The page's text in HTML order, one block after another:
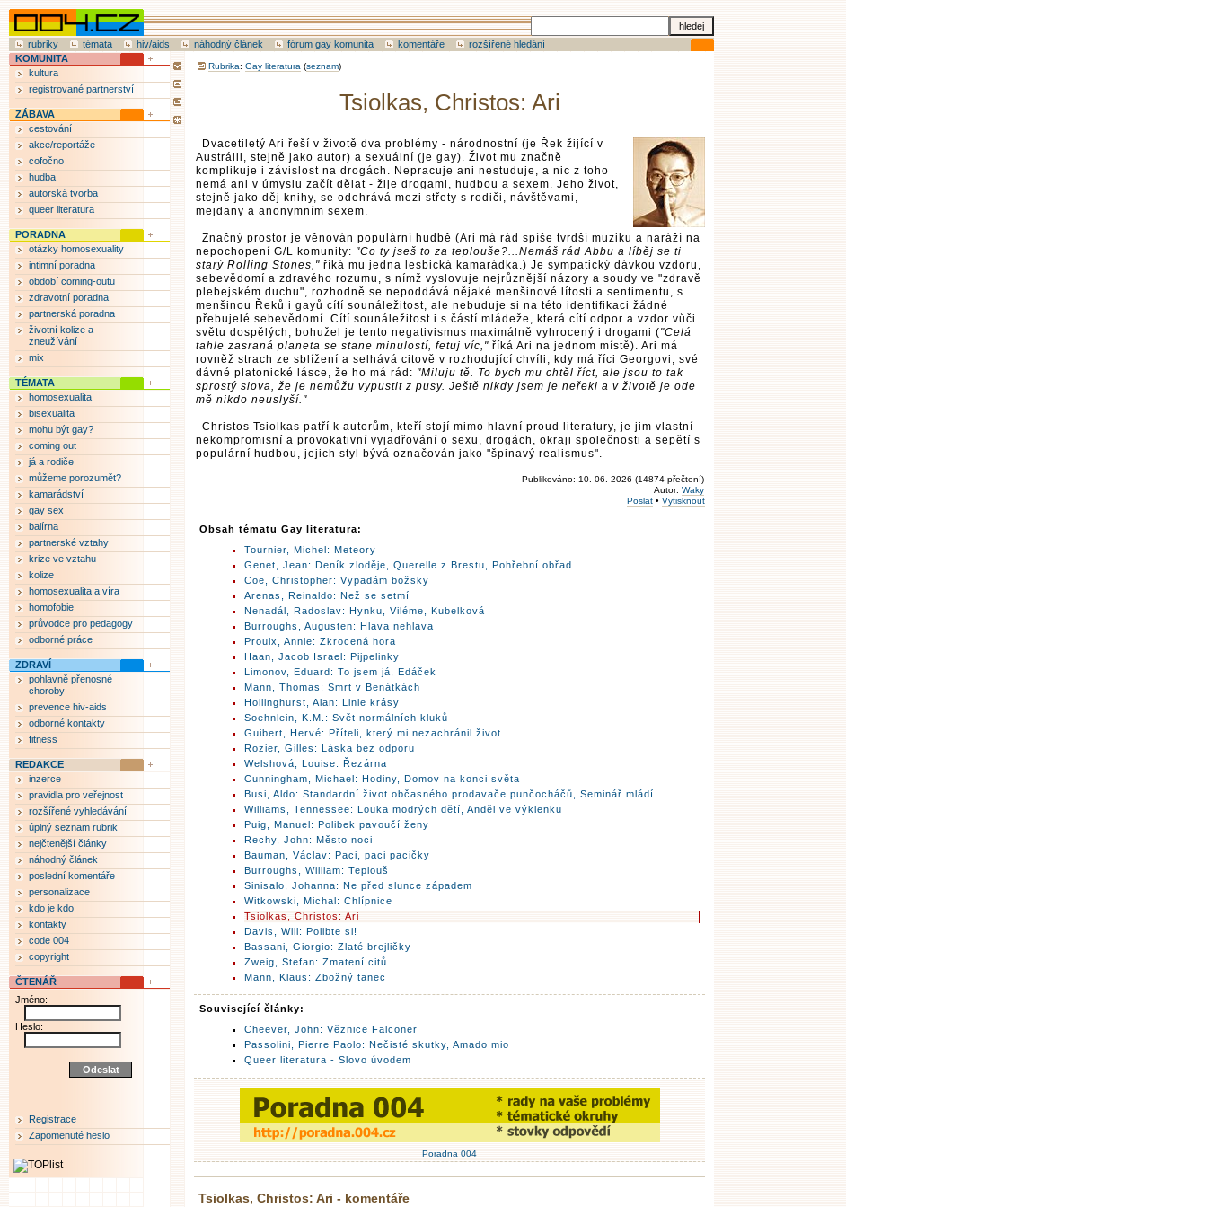
rubriky témata hiv/aids náhodný článek fórum gay komunita komentáře rozšířené hledání
Rubrika: Gay literatura (seznam)
Tsiolkas, Christos: Ari
Dvacetiletý Ari řeší v životě dva problémy - národnostní (je Řek žijící v
Austrálii, stejně jako autor) a sexuální (je gay). Život mu značně
komplikuje i závislost na drogách. Nepracuje ani nestuduje, a nic z toho
nemá ani v úmyslu začít dělat - žije drogami, hudbou a sexem. Jeho život,
stejně jako děj knihy, se odehrává mezi střety s rodiči, návštěvami,
mejdany a anonymním sexem.
Značný prostor je věnován populární hudbě (Ari má rád spíše tvrdší muziku a naráží na
nepochopení G/L komunity: "Co ty jseš to za teplouše?...Nemáš rád Abbu a líběj se ti
starý Rolling Stones," říká mu jedna lesbická kamarádka.) Je sympatický dávkou vzdoru,
sebevědomí a zdravého rozumu, s nímž vyslovuje nejrůznější názory a soudy ve "zdravě
plebejském duchu", rozhodně se nepoddává nějaké menšinové lítosti a sentimentu, s
menšinou Řeků i gayů cítí sounáležitost, ale nebuduje si na této identifikaci žádné
přebujelé sebevědomí. Cítí sounáležitost i s částí mládeže, která cítí odpor a vzdor vůči
světu dospělých, bohužel je tento negativismus maximálně vyhrocený i drogami ("Celá
tahle zasraná planeta se stane minulostí, fetuj víc," říká Ari na jednom místě). Ari má
rovněž strach ze sblížení a selhává citově v rozhodující chvíli, kdy má říci Georgovi, své
dávné platonické lásce, že ho má rád: "Miluju tě. To bych mu chtěl říct, ale jsou to tak
sprostý slova, že je nemůžu vypustit z pusy. Ještě nikdy jsem je neřekl a v životě je ode
mě nikdo neuslyší."
Christos Tsiolkas patří k autorům, kteří stojí mimo hlavní proud literatury, je jim vlastní
nekompromisní a provokativní vyjadřování o sexu, drogách, okraji společnosti a sepětí s
populární hudbou, jejich styl bývá označován jako "špinavý realismus".
Publikováno: 10. 06. 2026 (14874 přečtení)
Autor: Waky
Poslat • Vytisknout
Obsah tématu Gay literatura:
Tournier, Michel: Meteory
Genet, Jean: Deník zloděje, Querelle z Brestu, Pohřební obřad
Coe, Christopher: Vypadám božsky
Arenas, Reinaldo: Než se setmí
Nenadál, Radoslav: Hynku, Viléme, Kubelková
Burroughs, Augusten: Hlava nehlava
Proulx, Annie: Zkrocená hora
Haan, Jacob Israel: Pijpelinky
Limonov, Eduard: To jsem já, Edáček
Mann, Thomas: Smrt v Benátkách
Hollinghurst, Alan: Linie krásy
Soehnlein, K.M.: Svět normálních kluků
Guibert, Hervé: Příteli, který mi nezachránil život
Rozier, Gilles: Láska bez odporu
Welshová, Louise: Řezárna
Cunningham, Michael: Hodiny, Domov na konci světa
Busi, Aldo: Standardní život občasného prodavače punčocháčů, Seminář mládí
Williams, Tennessee: Louka modrých dětí, Anděl ve výklenku
Puig, Manuel: Polibek pavoučí ženy
Rechy, John: Město noci
Bauman, Václav: Paci, paci pacičky
Burroughs, William: Teplouš
Sinisalo, Johanna: Ne před slunce západem
Witkowski, Michal: Chlípnice
Tsiolkas, Christos: Ari
Davis, Will: Polibte si!
Bassani, Giorgio: Zlaté brejličky
Zweig, Stefan: Zmatení citů
Mann, Klaus: Zbožný tanec
Související články:
Cheever, John: Věznice Falconer
Passolini, Pierre Paolo: Nečisté skutky, Amado mio
Queer literatura - Slovo úvodem
Poradna 004
Tsiolkas, Christos: Ari - komentáře
KOMUNITA
kultura
registrované partnerství
ZÁBAVA
cestování
akce/reportáže
cofočno
hudba
autorská tvorba
queer literatura
PORADNA
otázky homosexuality
intimní poradna
období coming-outu
zdravotní poradna
partnerská poradna
životní kolize a
zneužívání
mix
TÉMATA
homosexualita
bisexualita
mohu být gay?
coming out
já a rodiče
můžeme porozumět?
kamarádství
gay sex
balírna
partnerské vztahy
krize ve vztahu
kolize
homosexualita a víra
homofobie
průvodce pro pedagogy
odborné práce
ZDRAVÍ
pohlavně přenosné
choroby
prevence hiv-aids
odborné kontakty
fitness
REDAKCE
inzerce
pravidla pro veřejnost
rozšířené vyhledávání
úplný seznam rubrik
nejčtenější články
náhodný článek
poslední komentáře
personalizace
kdo je kdo
kontakty
code 004
copyright
ČTENÁŘ
Jméno:
Heslo:
Registrace
Zapomenuté heslo